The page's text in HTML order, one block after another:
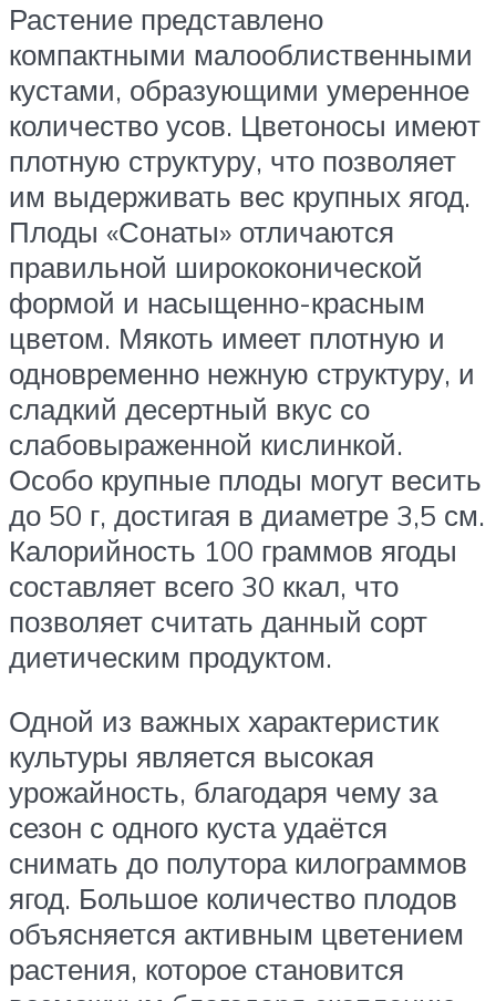
Растение представлено
компактными малооблиственными
кустами, образующими умеренное
количество усов. Цветоносы имеют
плотную структуру, что позволяет
им выдерживать вес крупных ягод.
Плоды «Сонаты» отличаются
правильной ширококонической
формой и насыщенно-красным
цветом. Мякоть имеет плотную и
одновременно нежную структуру, и
сладкий десертный вкус со
слабовыраженной кислинкой.
Особо крупные плоды могут весить
до 50 г, достигая в диаметре 3,5 см.
Калорийность 100 граммов ягоды
составляет всего 30 ккал, что
позволяет считать данный сорт
диетическим продуктом.
Одной из важных характеристик
культуры является высокая
урожайность, благодаря чему за
сезон с одного куста удаётся
снимать до полутора килограммов
ягод. Большое количество плодов
объясняется активным цветением
растения, которое становится